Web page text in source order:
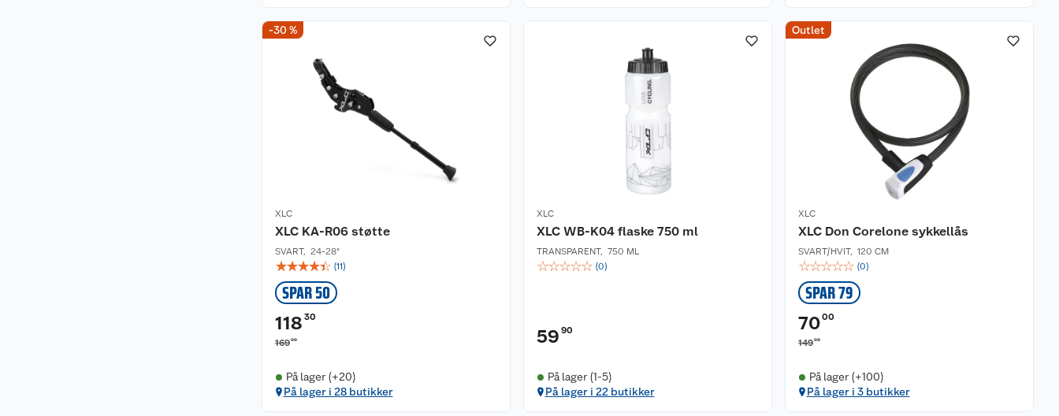
-30 %
XLC
XLC KA-R06 støtte
SVART, 24-28"
☆☆☆☆☆ (11)
SPAR 50
118 30
16900
På lager (+20)
På lager i 28 butikker
XLC
XLC WB-K04 flaske 750 ml
TRANSPARENT, 750 ML
☆☆☆☆☆ (0)
59 90
På lager (1-5)
På lager i 22 butikker
Outlet
XLC
XLC Don Corelone sykkellås
SVART/HVIT, 120 CM
☆☆☆☆☆ (0)
SPAR 79
7000
14900
På lager (+100)
På lager i 3 butikker